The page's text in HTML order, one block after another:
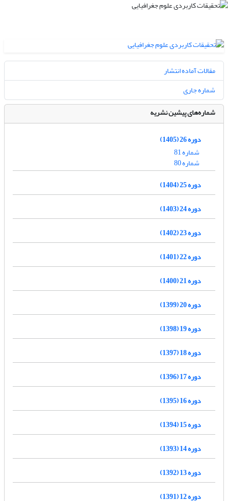
مقالات آماده انتشار
شماره جاری
شماره‌های پیشین نشریه
دوره 26 (1405)
شماره 81
شماره 80
دوره 25 (1404)
دوره 24 (1403)
دوره 23 (1402)
دوره 22 (1401)
دوره 21 (1400)
دوره 20 (1399)
دوره 19 (1398)
دوره 18 (1397)
دوره 17 (1396)
دوره 16 (1395)
دوره 15 (1394)
دوره 14 (1393)
دوره 13 (1392)
دوره 12 (1391)